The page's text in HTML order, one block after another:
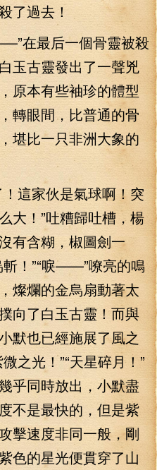
了過去！
最后一個骨靈被殺
玉古靈發出了一聲兇
原本有些袖珍的體型
轉眼間，比普通的骨
堪比一只非洲大象的
家伙是氣球啊！突
大！”吐糟歸吐槽，楊
有含糊，椒圖劍一
斬！”“唳——”嘹亮的鳴
燦爛的金烏扇動著太
向了白玉古靈！而與
默也已經施展了風之
之光！”“天星碎月！”
乎同時放出，小默盡
不是最快的，但是紫
擊速度非同一般，剛
色的星光便貫穿了山